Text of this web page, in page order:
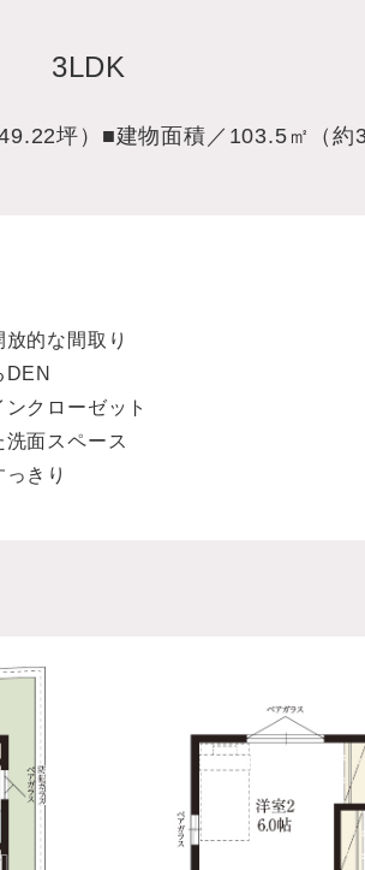
3LDK
坪） ■建物面積／103.5㎡（約
的な間取り
DEN
クローゼット
面スペース
きり